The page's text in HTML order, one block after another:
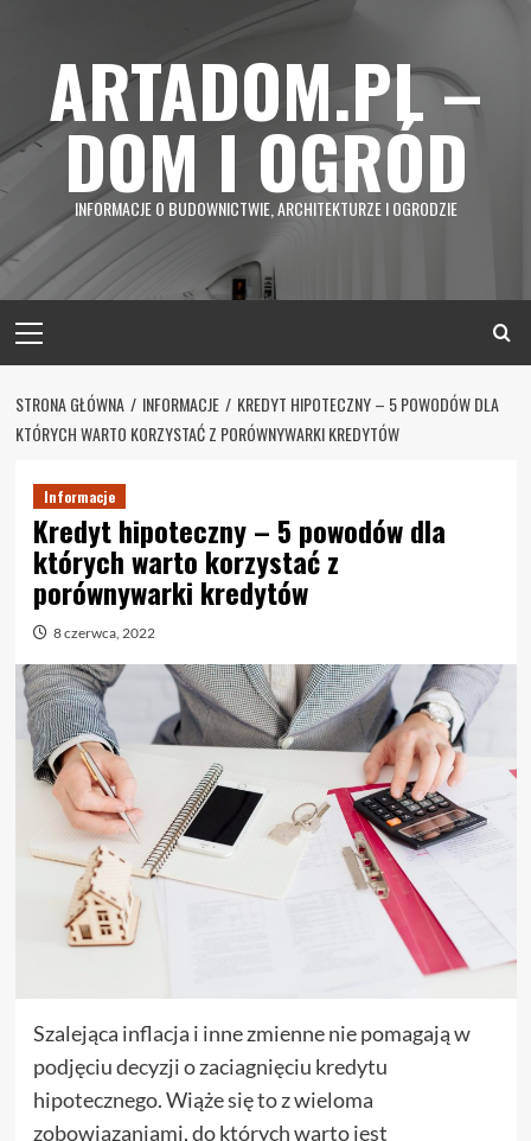
contentARTADOM.PL –
DOM I OGRÓD
INFORMACJE O BUDOWNICTWIE, ARCHITEKTURZE I OGRODZIE
Menu
STRONA GŁÓWNA INFORMACJE
KREDYT HIPOTECZNY – 5 POWODÓW DLA
KTÓRYCH WARTO KORZYSTAĆ Z PORÓWNYWARKI KREDYTÓW
Informacje
Kredyt hipoteczny – 5 powodów dla
których warto korzystać z
porównywarki kredytów
8 czerwca, 2022
Szalejąca inflacja i inne zmienne nie pomagają w
podjęciu decyzji o zaciagnięciu kredytu
hipotecznego. Wiąże się to z wieloma
zobowiązaniami, do których warto jest